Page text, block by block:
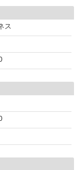
ス